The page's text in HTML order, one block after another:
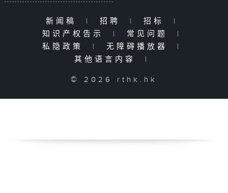
新闻稿 | 招聘 | 招标
|
知识产权告示
| 常见问题
|
私隐政策
| 无障碍播放器
|
其他语言内容
|
© 2026 rthk.hk